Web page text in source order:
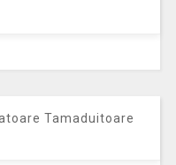
Tamaduitoare